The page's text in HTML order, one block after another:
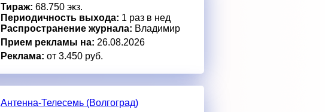
Тираж: 68.750 экз.
Периодичность выхода: 1 раз в нед
Распространение журнала: Владимир
Прием рекламы на: 26.08.2026
Реклама: от 3.450 руб.
Антенна-Телесемь (Волгоград)